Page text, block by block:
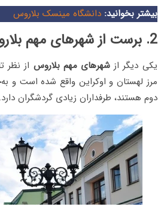
بیشتر بخوانید:دانشگاه مینسک بلاروس
2. برست از شهرهای مهم بلاروس
یکی دیگر از شهرهای مهم بلاروس از نظر
مرز لهستان و اوکراین واقع شده است و
دوم هستند، طرفداران زیادی گردشگران دارد.